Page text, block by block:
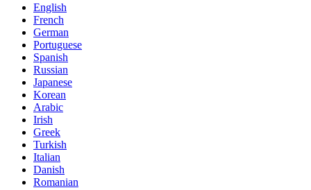
English
French
German
Portuguese
Spanish
Russian
Japanese
Korean
Arabic
Irish
Greek
Turkish
Italian
Danish
Romanian